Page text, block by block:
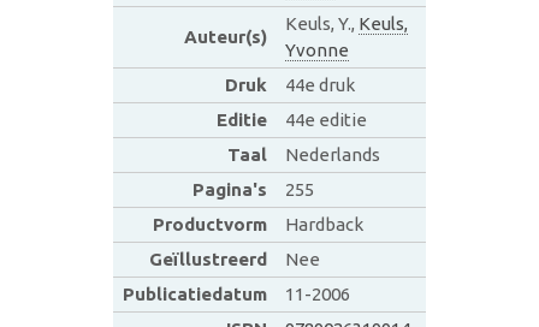
Auteur(s)
Keuls, Y., Keuls,
Yvonne
Druk
44e druk
Editie
44e editie
Taal
Nederlands
Pagina's
255
Productvorm
Hardback
Geïllustreerd
Nee
Publicatiedatum
11-2006